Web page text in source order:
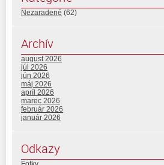
Nezaradené (62)
Archív
august 2026
júl 2026
jún 2026
máj 2026
apríl 2026
marec 2026
február 2026
január 2026
Odkazy